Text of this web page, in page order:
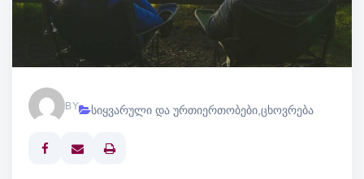
BY სიყვარული და ურთიერთობები ცხოვრება
Print